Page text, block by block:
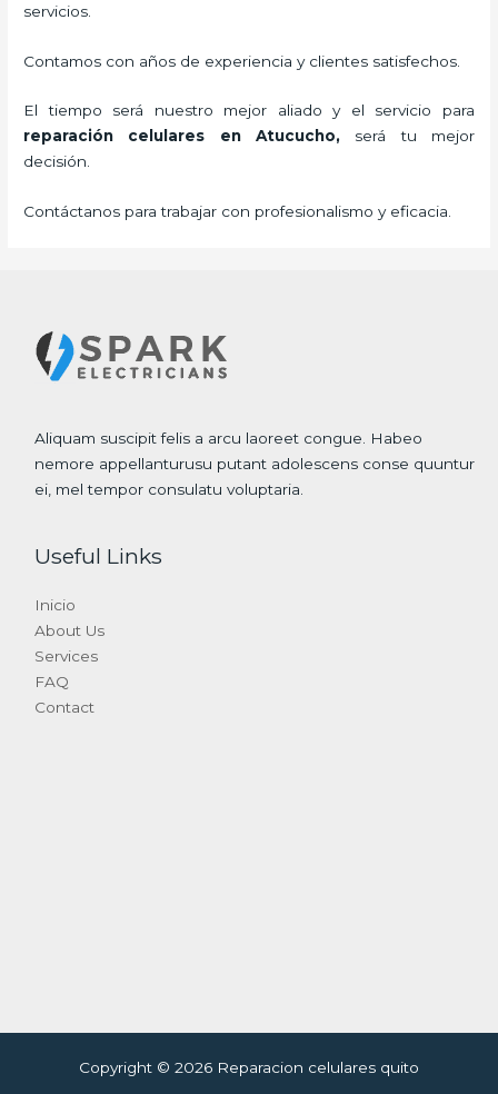
servicios.
Contamos con años de experiencia y clientes satisfechos.
El tiempo será nuestro mejor aliado y el servicio para
reparación celulares
en Atucucho, será tu mejor
decisión.
Contáctanos para trabajar con profesionalismo y eficacia.
Aliquam suscipit felis a arcu laoreet congue. Habeo
nemore appellanturusu putant adolescens conse quuntur
ei, mel tempor consulatu voluptaria.
Useful Links
Inicio
About Us
Services
FAQ
Contact
Copyright © 2026 Reparacion celulares quito